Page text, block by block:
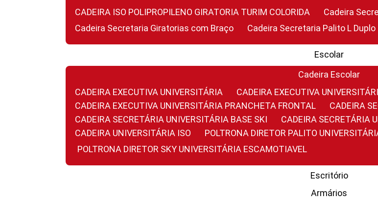
CADEIRA ISO POLIPROPILENO GIRATORIA TURIM COLORIDA
Cadeira
Cadeira Secretaria Giratorias com Braço
Cadeira Secretaria Palito L Duplo
Escolar
Cadeira Escolar
CADEIRA EXECUTIVA UNIVERSITÁRIA
CADEIRA EXECUTIVA
CADEIRA EXECUTIVA UNIVERSITÁRIA PRANCHETA FRONTAL
CADEIRA
CADEIRA SECRETÁRIA UNIVERSITÁRIA BASE SKI
CADEIRA
CADEIRA UNIVERSITÁRIA ISO
POLTRONA DIRETOR PALITO
POLTRONA DIRETOR SKY UNIVERSITÁRIA ESCAMOTIAVEL
Escritório
Armários